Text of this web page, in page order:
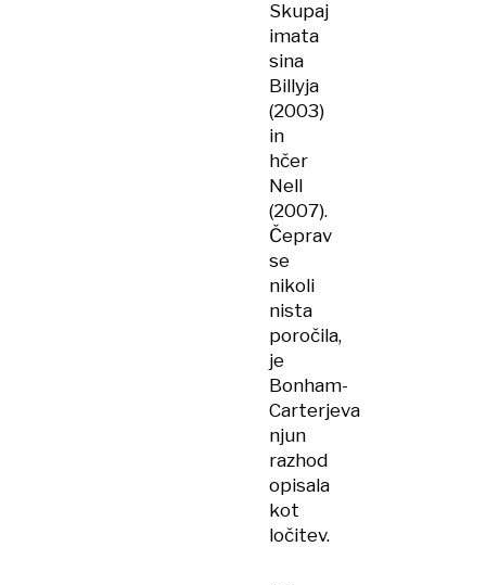
Skupaj
imata
sina
Billyja
(2003)
in
hčer
Nell
(2007).
Čeprav
se
nikoli
nista
poročila,
je
Bonham-
Carterjeva
njun
razhod
opisala
kot
ločitev.